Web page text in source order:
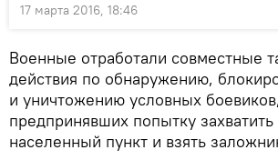
17 марта 2016, 18:46
Военные отработали совместные
действия по обнаружению,
и уничтожению условных боевиков,
предпринявших попытку
населенный пункт и взять